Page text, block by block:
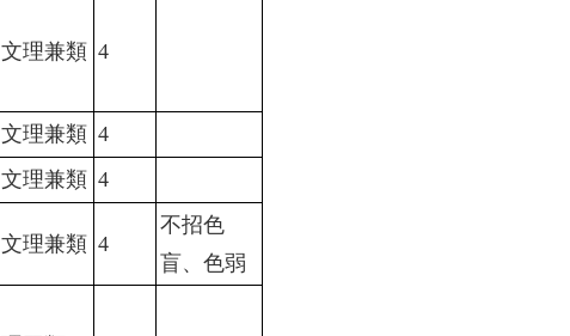
文理兼類 4
文理兼類 4
文理兼類 4
文理兼類 4
不招色
盲、色弱